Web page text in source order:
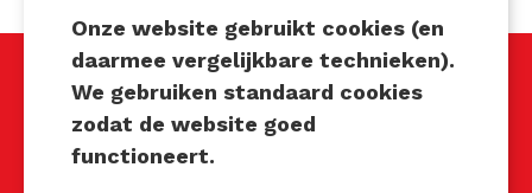
Techniek Tastbaar
Onze website gebruikt cookies (en
daarmee vergelijkbare technieken).
We gebruiken standaard cookies
zodat de website goed
functioneert.